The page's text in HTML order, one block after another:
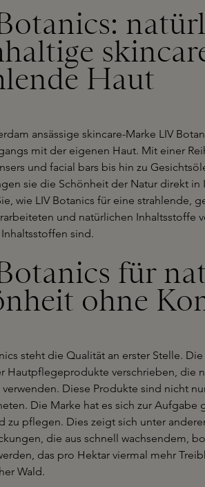
Haut
ansässige skincare-Marke LIV
mit der eigenen Haut. Mit einer
und facial bars bis hin zu
sie die Schönheit der Natur direkt in
wie LIV Botanics für eine strahlende,
und natürlichen Inhaltsstoffe
sind.
für
ohne
steht die Qualität an erster Stelle.
Hautpflegeprodukte verschrieben, die
Diese Produkte sind nicht
Die Marke hat es sich zur Aufgabe
zu pflegen. Dies zeigt sich unter
die aus schnell wachsendem,
das pro Hektar viermal mehr
Wald.